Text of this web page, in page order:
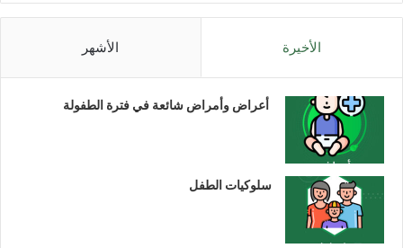
الأخيرة الأشهر
أعراض وأمراض شائعة في فترة الطفولة
سلوكيات الطفل